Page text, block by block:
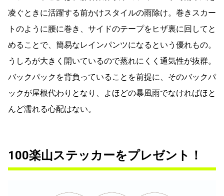
凌ぐときに活躍する前かけスタイルの雨除け。巻きスカー
トのように腰に巻き、サイドのテープをヒザ裏に回してと
めることで、簡易なレインパンツになるという優れもの。
うしろが大きく開いているので蒸れにくく通気性が抜群。
バックパックを背負っていることを前提に、そのバックパ
ックが屋根代わりとなり、よほどの暴風雨でなければほと
んど濡れる心配はない。
100楽山ステッカーをプレゼント！